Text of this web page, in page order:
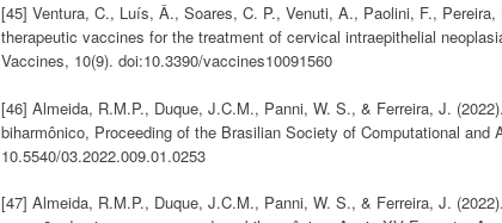
[45] Ventura, C., Luís, Â., Soares, C. P., Venuti, A., Paolini, F.,
therapeutic vaccines for the treatment of cervical intraepithelial
Vaccines, 10(9). doi:10.3390/vaccines10091560
[46] Almeida, R.M.P., Duque, J.C.M., Panni, W. S., & Ferreira, J.
biharmônico, Proceeding of the Brasilian Society of Computational and
10.5540/03.2022.009.01.0253
[47] Almeida, R.M.P., Duque, J.C.M., Panni, W. S., & Ferreira, J.